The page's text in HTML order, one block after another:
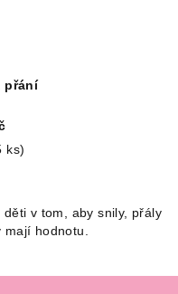
přání
ks)
v tom, aby snily, přály
hodnotu.